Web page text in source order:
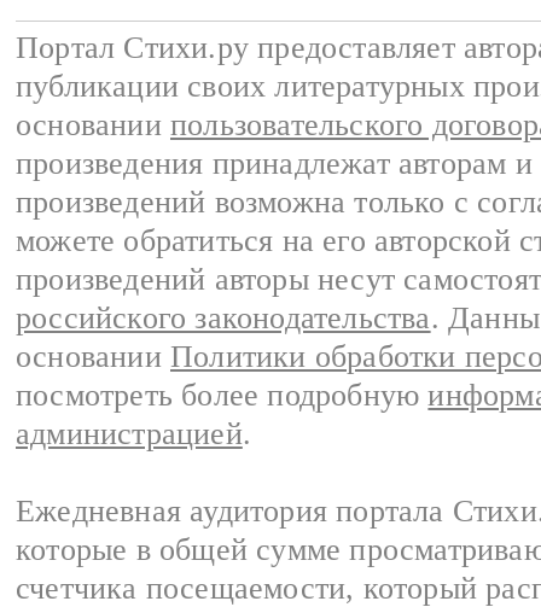
Портал Стихи.ру предоставляет
публикации своих литературных
основании пользовательского
произведения принадлежат авторам
произведений возможна только с
можете обратиться на его авторской
произведений авторы несут
российского законодательства.
основании Политики обработки
посмотреть более подробную
администрацией.
Ежедневная аудитория портала
которые в общей сумме
счетчика посещаемости, который